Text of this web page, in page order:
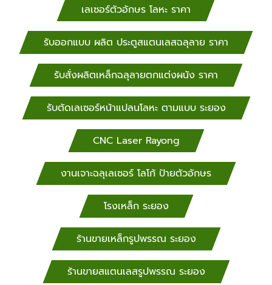
เลเซอร์ตัวอักษร โลหะ ราคา
รับออกแบบ ผลิต ประตูสแตนเลสฉลุลาย ราคา
รับสั่งผลิตเหล็กฉลุลายตกแต่งผนัง ราคา
รับตัดเลเซอร์หน้าแปลนโลหะ ตามแบบ ระยอง
CNC Laser Rayong
งานเจาะฉลุเลเซอร์ โลโก้ ป้ายตัวอักษร
โรงเหล็ก ระยอง
ร้านขายเหล็กรูปพรรณ ระยอง
ร้านขายสแตนเลสรูปพรรณ ระยอง